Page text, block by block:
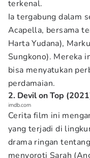
terkenal.
Ia tergabung dalam
Acapella, bersama
Harta Yudana),
Sungkono). Mereka
bisa menyatukan
perdamaian.
2. Devil on Top
imdb.com
Cerita film ini
yang terjadi di
drama ringan
menyoroti Sarah